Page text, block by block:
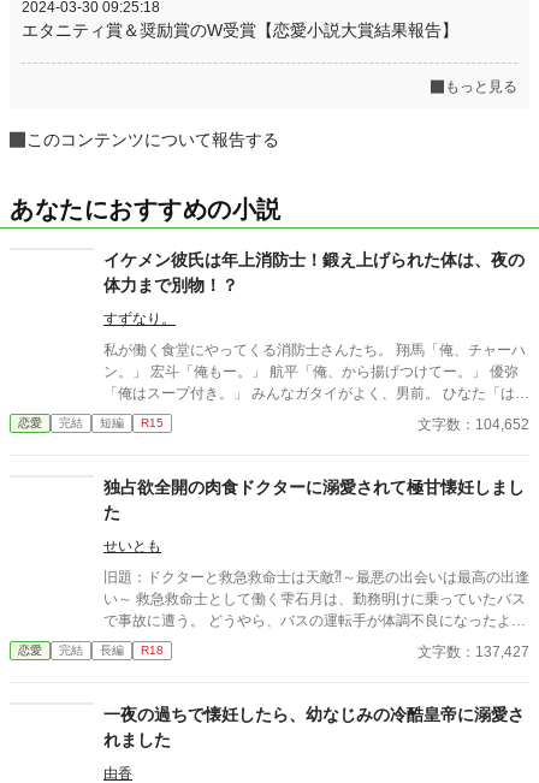
2024-03-30 09:25:18
エタニティ賞＆奨励賞のW受賞【恋愛小説大賞結果報告】
もっと見る
このコンテンツについて報告する
あなたにおすすめの小説
イケメン彼氏は年上消防士！鍛え上げられた体は、夜の
体力まで別物！？
すずなり。
私が働く食堂にやってくる消防士さんたち。 翔馬「俺、チャーハ
ン。」 宏斗「俺もー。」 航平「俺、から揚げつけてー。」 優弥
「俺はスープ付き。」 みんなガタイがよく、男前。 ひなた「はー
いっ。ちょっと待ってくださいねーっ。」 慌ただしい昼時を過ぎ
ると、私の仕事は終わる。 終わった後、私は行かなきゃいけない
ー。」 保育園に迎えに行かなきゃいけない子、『太陽』。 私は子
供と一緒に・・・暮らしてる。 ーーーーーーーーーーーーーーー
ー 翔馬「おいおい嘘だろ？」 宏斗「子供・・・いたんだ・・。」
航平「いくつん時の子だよ・・・・。」 優弥「マジか・・・。」
消防署で開かれたお祭りに連れて行った太陽。 太陽の存在を知っ
た一人の消防士さんが・・・私に言った。 「俺は太陽がいてもい
い。・・・太陽の『パパ』になる。」 「俺はひなたが好き
だ。・・・絶対振り向かせるから覚悟しとけよ？」 ※お話に出て
くる内容は、全て想像の世界です。現実世界とは何ら関係ありま
いただけたら幸いです。 楽しんでいただけたら嬉しく思います。
恋愛 完結 短編 R15 文字数：104,652
独占欲全開の肉食ドクターに溺愛されて極甘懐妊しまし
た
せいとも
旧題：ドクターと救急救命士は天敵⁈～最悪の出会いは最高の出逢
い～ 救急救命士として働く雫石月は、勤務明けに乗っていたバス
で事故に遭う。 どうやら、バスの運転手が体調不良になったよう
だ。 乗客にAEDを探してきてもらうように頼み、救助活動をして
いるとボサボサ頭のマスク姿の男がAEDを持ってバスに乗り込ん
とを『チビ団子』と呼んだのだ。 医療従事者と思われるボサボサ
マスク男は運転手の処置をして、月が文句を言う間もなく、救急
車に同乗して去ってしまった。 最悪の出会いをし、二度と会いた
くない相手の正体は⁇ 作品はフィクションです。 本来の仕事内容
恋愛 完結 長編 R18 文字数：137,427
一夜の過ちで懐妊したら、幼なじみの冷酷皇帝に溺愛さ
れました
由香